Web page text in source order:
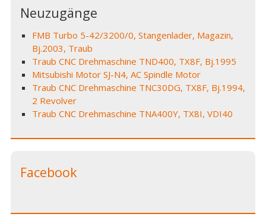
Neuzugänge
FMB Turbo 5-42/3200/0, Stangenlader, Magazin,
Bj.2003, Traub
Traub CNC Drehmaschine TND400, TX8F, Bj.1995
Mitsubishi Motor SJ-N4, AC Spindle Motor
Traub CNC Drehmaschine TNC30DG, TX8F, Bj.1994,
2 Revolver
Traub CNC Drehmaschine TNA400Y, TX8I, VDI40
Facebook